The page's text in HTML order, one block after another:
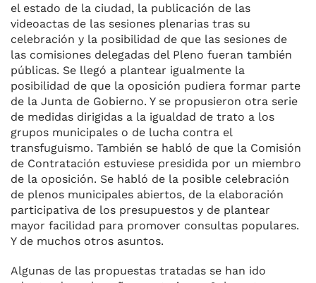
el estado de la ciudad, la publicación de las
videoactas de las sesiones plenarias tras su
celebración y la posibilidad de que las sesiones de
las comisiones delegadas del Pleno fueran también
públicas. Se llegó a plantear igualmente la
posibilidad de que la oposición pudiera formar parte
de la Junta de Gobierno. Y se propusieron otra serie
de medidas dirigidas a la igualdad de trato a los
grupos municipales o de lucha contra el
transfuguismo. También se habló de que la Comisión
de Contratación estuviese presidida por un miembro
de la oposición. Se habló de la posible celebración
de plenos municipales abiertos, de la elaboración
participativa de los presupuestos y de plantear
mayor facilidad para promover consultas populares.
Y de muchos otros asuntos.
Algunas de las propuestas tratadas se han ido